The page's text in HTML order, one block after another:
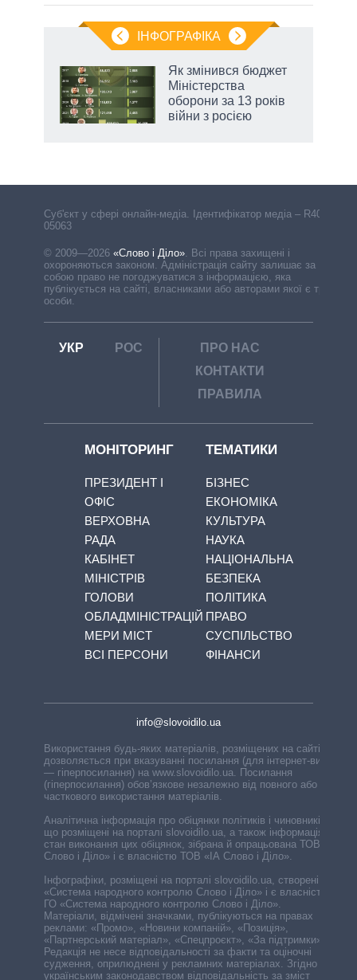
ІНФОГРАФІКА
Як змінився бюджет
Міністерства
оборони за 13 років
війни з росією
Cуб'єкт у сфері онлайн-медіа. Ідентифікатор медіа – R40-
05063
© 2009—2026 «Слово і Діло»
Всі права захищені і
охороняються законом. Адміністрація сайту залишає за
собою право не погоджуватися з інформацією, яка
публікується на сайті, власниками або авторами якої є треті
особи.
УКР РОС
ПРО НАС
КОНТАКТИ
ПРАВИЛА
МОНІТОРИНГ
ПРЕЗИДЕНТ І
ОФІС
ВЕРХОВНА
РАДА
КАБІНЕТ
МІНІСТРІВ
ГОЛОВИ
ОБЛАДМІНІСТРАЦІЙ
МЕРИ МІСТ
ВСІ ПЕРСОНИ
ТЕМАТИКИ
БІЗНЕС
ЕКОНОМІКА
КУЛЬТУРА
НАУКА
НАЦІОНАЛЬНА
БЕЗПЕКА
ПОЛІТИКА
ПРАВО
СУСПІЛЬСТВО
ФІНАНСИ
info@slovoidilo.ua
Використання будь-яких матеріалів, розміщених на сайті,
дозволяється при вказуванні посилання (для інтернет-видань
— гіперпосилання) на www.slovoidilo.ua. Посилання
(гіперпосилання) обов’язкове незалежно від повного або
часткового використання матеріалів.
Аналітична інформація про обіцянки політиків і чиновників,
що розміщені на порталі slovoidilo.ua, а також інформація про
стан виконання цих обіцянок, зібрана й опрацьована ТОВ «ІА
Слово і Діло» і є власністю ТОВ «ІА Слово і Діло».
Інфографіки, розміщені на порталі slovoidilo.ua, створені ГО
«Система народного контролю Слово і Діло» і є власністю
ГО «Система народного контролю Слово і Діло».
Матеріали, відмічені значками, публікуються на правах
реклами: «Промо», «Новини компаній», «Позиція»,
«Партнерський матеріал», «Спецпроєкт», «За підтримки».
Редакція не несе відповідальності за факти та оціночні
судження, оприлюднені у рекламних матеріалах. Згідно з
українським законодавством відповідальність за зміст